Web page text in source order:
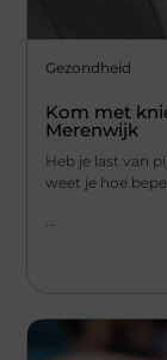
Gezondheid
Kom met
Merenwijk
Heb je last van
weet je hoe
...